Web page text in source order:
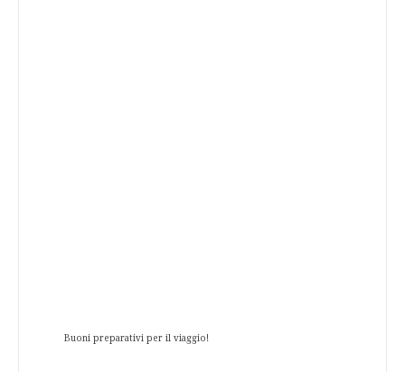
Buoni preparativi per il viaggio!